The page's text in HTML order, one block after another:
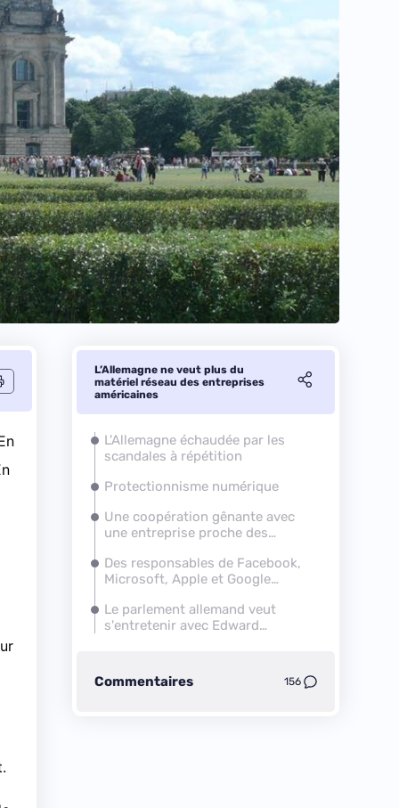
L’Allemagne ne veut plus du
matériel réseau des entreprises
américaines
L'Allemagne échaudée par les
scandales à répétition
Protectionnisme numérique
Une coopération gênante avec
une entreprise proche des
Des responsables de Facebook,
Microsoft, Apple et Google
Le parlement allemand veut
s'entretenir avec Edward
Commentaires 156